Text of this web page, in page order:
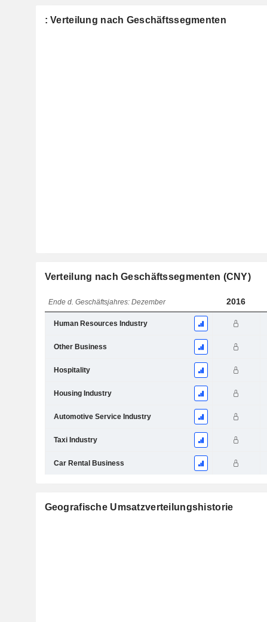
: Verteilung nach Geschäftssegmenten
Verteilung nach Geschäftssegmenten (CNY)
Ende d. Geschäftsjahres: Dezember 2016
Human Resources Industry
Other Business
Hospitality
Housing Industry
Automotive Service Industry
Taxi Industry
Car Rental Business
Geografische Umsatzverteilungshistorie